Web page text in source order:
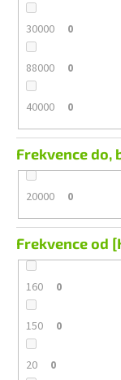
30000 0
88000 0
40000 0
Frekvence do,
20000 0
Frekvence od
160 0
150 0
20 0